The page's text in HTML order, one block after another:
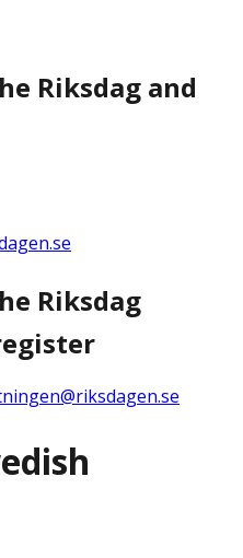
Riksdag and
Riksdag